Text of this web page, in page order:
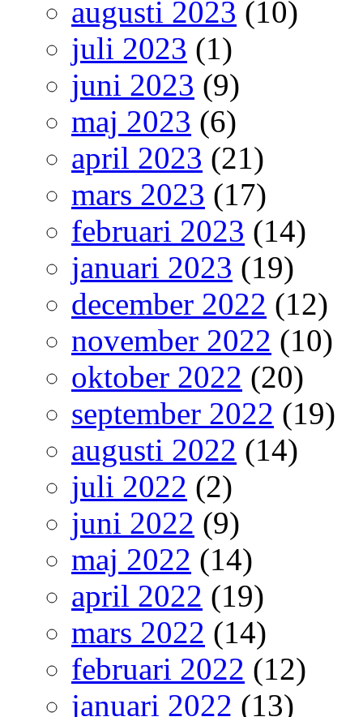
augusti 2023 (10)
juli 2023 (1)
juni 2023 (9)
maj 2023 (6)
april 2023 (21)
mars 2023 (17)
februari 2023 (14)
januari 2023 (19)
december 2022 (12)
november 2022 (10)
oktober 2022 (20)
september 2022 (19)
augusti 2022 (14)
juli 2022 (2)
juni 2022 (9)
maj 2022 (14)
april 2022 (19)
mars 2022 (14)
februari 2022 (12)
januari 2022 (13)